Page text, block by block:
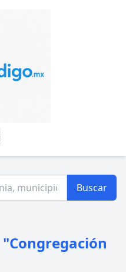
Buscar
"Congregación